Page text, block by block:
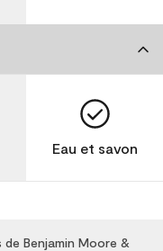
Eau et savon
Benjamin Moore &